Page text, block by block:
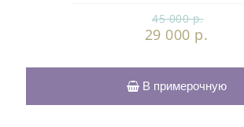
45 000 р.
29 000 р.
В примерочную